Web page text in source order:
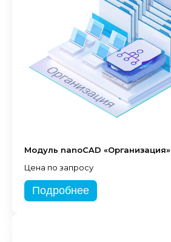
Модуль nanoCAD «Организация»
Цена по запросу
Подробнее